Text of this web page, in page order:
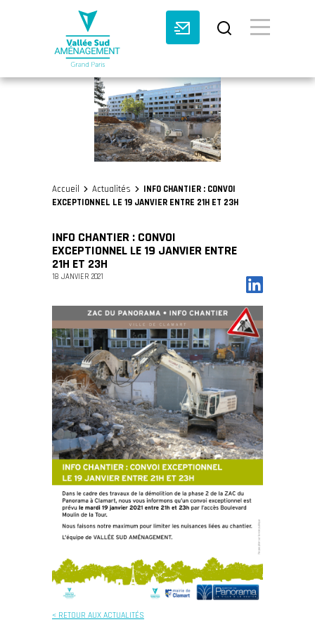
Accueil Actualités
INFO CHANTIER : CONVOI
EXCEPTIONNEL LE 19 JANVIER ENTRE 21H ET 23H
INFO CHANTIER : CONVOI
EXCEPTIONNEL LE 19 JANVIER ENTRE
21H ET 23H
18 JANVIER 2021
< RETOUR AUX ACTUALITÉS